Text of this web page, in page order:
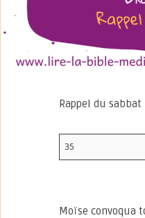
Rappel du sabbat
35
Moïse convoqua